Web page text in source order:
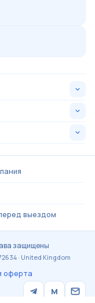
15
15
12
выездом
защищены
· United Kingdom
оферта
M